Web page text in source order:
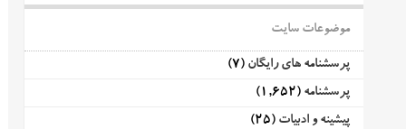
موضوعات سایت
پرسشنامه های رایگان (7)
پرسشنامه (1,652)
پیشینه و ادبیات (25)